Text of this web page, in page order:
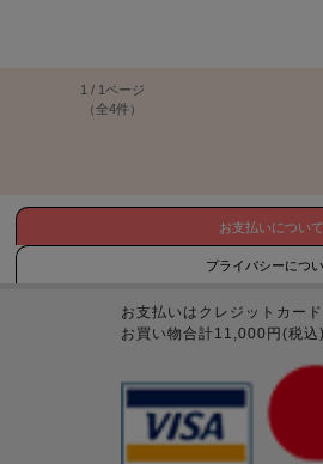
1 / 1ページ
（全4件）
お支払いについて
プライバシーにつ
お支払いはクレジットカー
お買い物合計11,000円(税込